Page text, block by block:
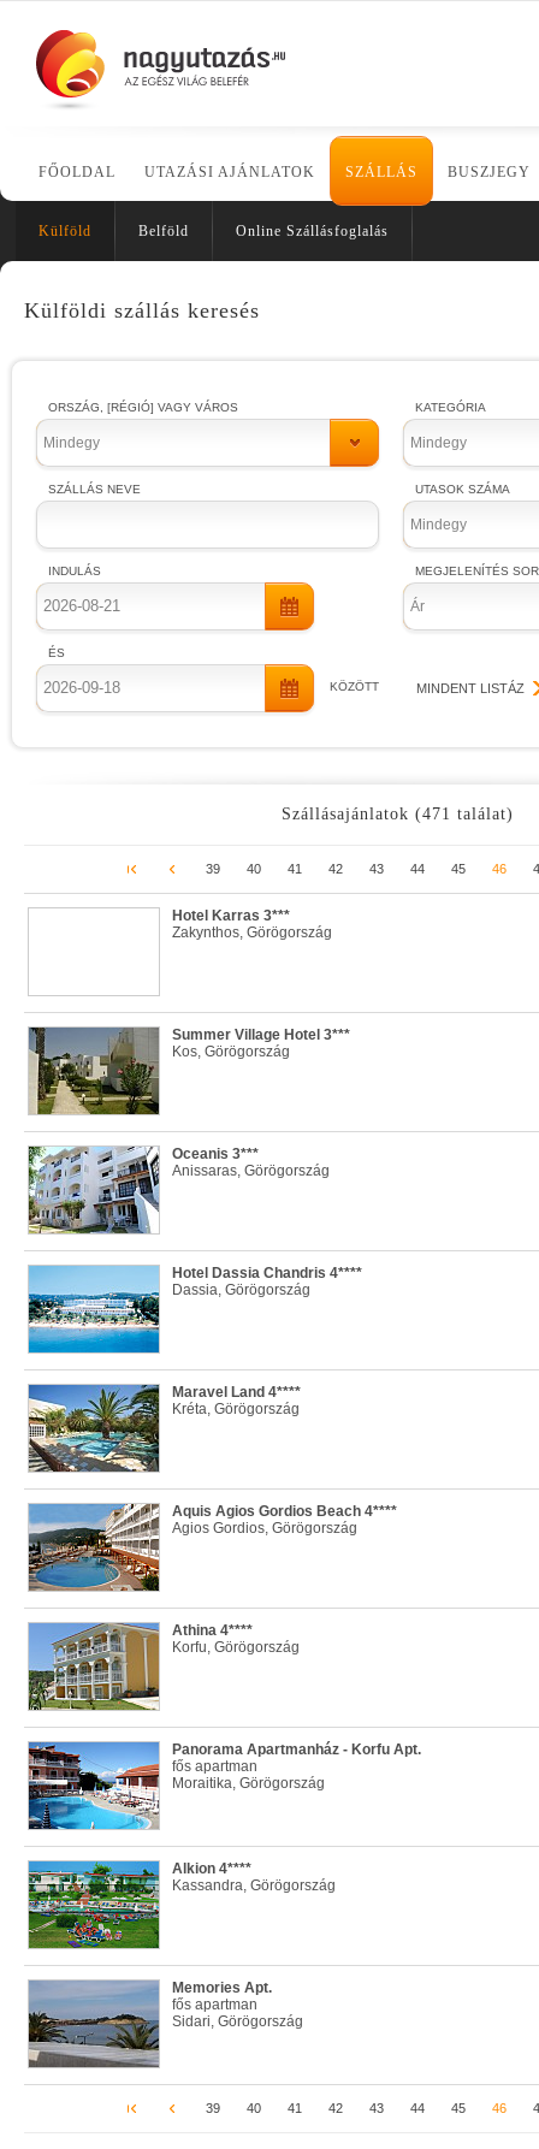
FŐOLDAL UTAZÁSI AJÁNLATOK SZÁLLÁS BUSZJEGY
Külföld Belföld Online Szállásfoglalás
Külföldi szállás keresés
ORSZÁG, [RÉGIÓ] VAGY VÁROS
Mindegy
SZÁLLÁS NEVE
INDULÁS
ÉS
KÖZÖTT
KATEGÓRIA
Mindegy
UTASOK SZÁMA
Mindegy
MEGJELENÍTÉS
Ár
MINDENT LISTÁZ
Szállásajánlatok (471 találat)
39 40 41 42 43 44 45 46
Hotel Karras 3***
Zakynthos, Görögország
Summer Village Hotel 3***
Kos, Görögország
Oceanis 3***
Anissaras, Görögország
Hotel Dassia Chandris 4****
Dassia, Görögország
Maravel Land 4****
Kréta, Görögország
Aquis Agios Gordios Beach 4****
Agios Gordios, Görögország
Athina 4****
Korfu, Görögország
Panorama Apartmanház - Korfu Apt.
fős apartman
Moraitika, Görögország
Alkion 4****
Kassandra, Görögország
Memories Apt.
fős apartman
Sidari, Görögország
39 40 41 42 43 44 45 46